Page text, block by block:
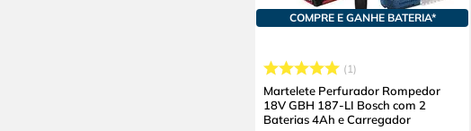
COMPRE E GANHE BATERIA*
1
Martelete Perfurador Rompedor
18V GBH 187-LI Bosch com 2
Baterias 4Ah e Carregador